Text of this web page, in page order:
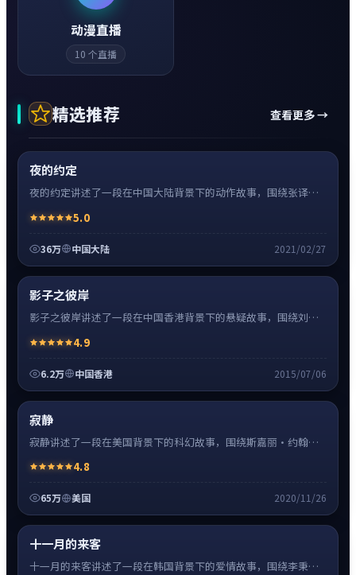
动漫直播
10 个直播
精选推荐 查看更多 →
超清4K
动作
夜的约定
夜的约定讲述了一段在中国大陆背景下的动作故事，围绕张译饰
情绪克制。5.0
36万 中国大陆 2021/02/27
超清4K
影子之彼岸
影子之彼岸讲述了一段在中国香港背景下的悬疑故事，围绕刘德
凑、情绪克制。
4.9
6.2万 中国香港 2015/07/06
高清
寂静
寂静讲述了一段在美国背景下的科幻故事，围绕斯嘉丽·约翰逊
凑、情绪克制。
4.8
65万 美国 2020/11/26
超清4K
十一月的来客
十一月的来客讲述了一段在韩国背景下的爱情故事，围绕李秉宪